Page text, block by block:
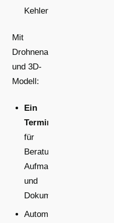
Kehlen)
Mit
Drohnenaufmaß
und 3D-
Modell:
Ein
Termin
für
Beratung,
Aufmaß
und
Dokumentation
Automatische